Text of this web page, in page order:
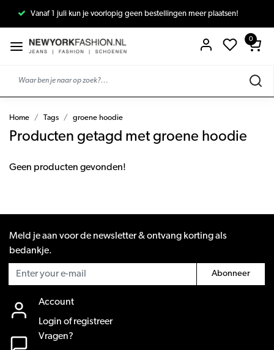
Vanaf 1 juli kun je voorlopig geen bestellingen meer plaatsen!
0
Home Tags groene hoodie
Producten getagd met groene hoodie
Geen producten gevonden!
Meld je aan voor de newsletter & ontvang korting als
bedankje.
Abonneer
Account
Login of registreer
Vragen?